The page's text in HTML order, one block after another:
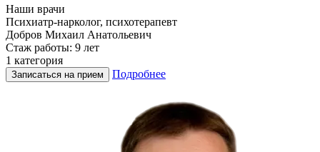
Наши врачи
Психиатр-нарколог, психотерапевт
Добров Михаил Анатольевич
Стаж работы: 9 лет
1 категория
Записаться на прием Подробнее